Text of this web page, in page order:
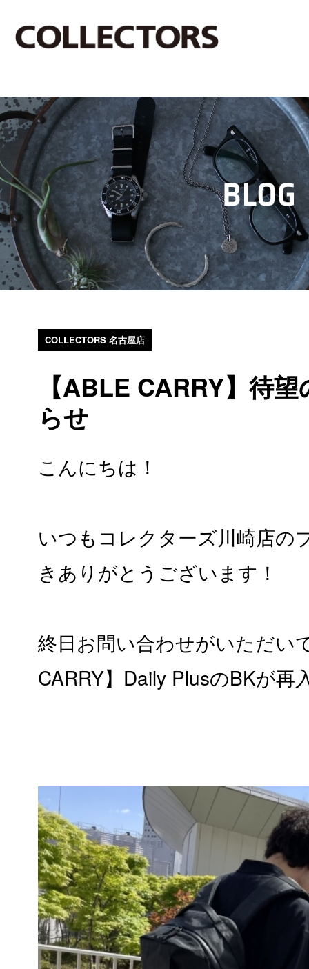
COLLECTORS 名古屋店
【ABLE CARRY】待
らせ
こんにちは！
いつもコレクターズ川崎店の
きありがとうございます！
終日お問い合わせがいただい
CARRY】Daily PlusのBKが再